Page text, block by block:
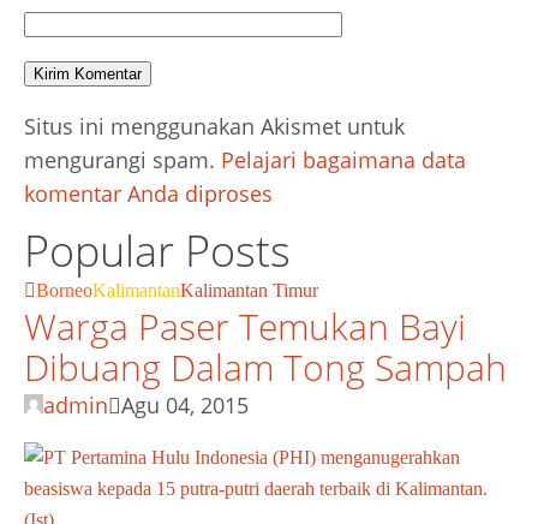
Situs ini menggunakan Akismet untuk
mengurangi spam. Pelajari bagaimana data
komentar Anda diproses
Popular Posts
BorneoKalimantanKalimantan Timur
Warga Paser Temukan Bayi
Dibuang Dalam Tong Sampah
admin Agu 04, 2015